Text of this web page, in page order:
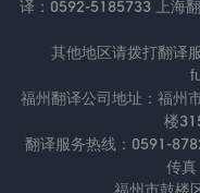
译：0592-5185733 上海
其他地区请拨打翻译
福州翻译公司地址：福州
楼
翻译服务热线：0591-
传